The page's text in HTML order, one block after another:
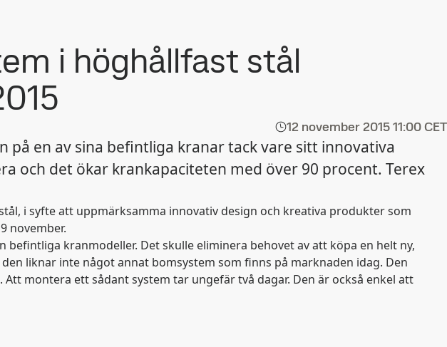
i höghållfast stål
12 november 201511:00 CET
på en av sina befintliga kranar tack vare sitt innovativa
och det ökar krankapaciteten med över 90 procent. Terex
i syfte att uppmärksamma innovativ design och kreativa produkter som
november.
kranmodeller. Det skulle eliminera behovet av att köpa en helt ny,
liknar inte något annat bomsystem som finns på marknaden idag. Den
montera ett sådant system tar ungefär två dagar. Den är också enkel att